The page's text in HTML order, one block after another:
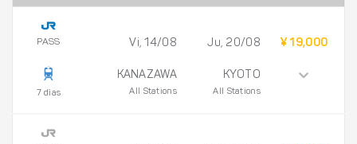
PASS
7 días
Vi, 14/08
KANAZAWA
All Stations
Ju, 20/08
KYOTO
All Stations
¥ 19,000